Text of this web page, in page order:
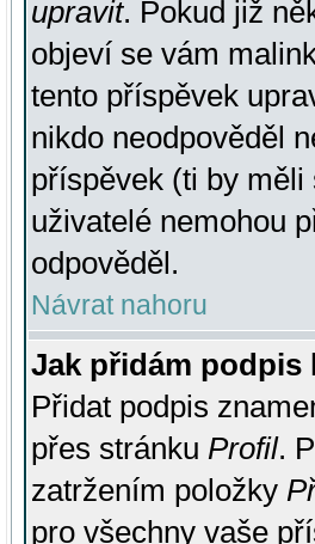
upravit. Pokud již
objeví se vám
tento příspěvek
nikdo neodpověděl
příspěvek (ti by
uživatelé nemohou
odpověděl.
Návrat nahoru
Jak přidám podpis
Přidat podpis
přes stránku Profil.
zatržením položky
pro všechny vaše